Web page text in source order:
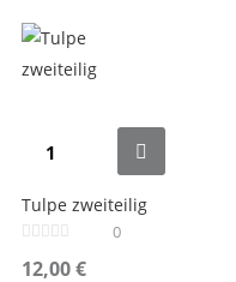
Tulpe zweiteilig
0
12,00€